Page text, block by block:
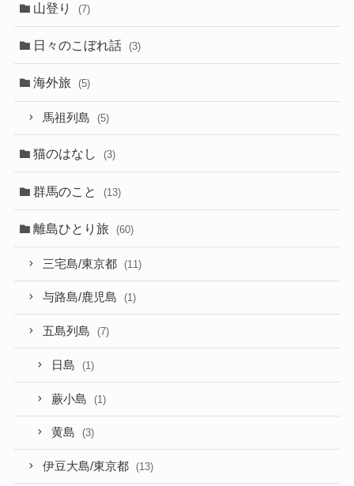
山登り (7)
日々のこぼれ話 (3)
海外旅 (5)
馬祖列島 (5)
猫のはなし (3)
群馬のこと (13)
離島ひとり旅 (60)
三宅島/東京都 (11)
与路島/鹿児島 (1)
五島列島 (7)
日島 (1)
蕨小島 (1)
黄島 (3)
伊豆大島/東京都 (13)